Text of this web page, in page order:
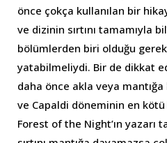
önce çokça kullanılan bir
ve dizinin sırtını tamamıyla
bölümlerden biri olduğu
yatabilmeliydi. Bir de dikkat
daha önce akla veya
ve Capaldi döneminin en
Forest of the Night’ın yazarı